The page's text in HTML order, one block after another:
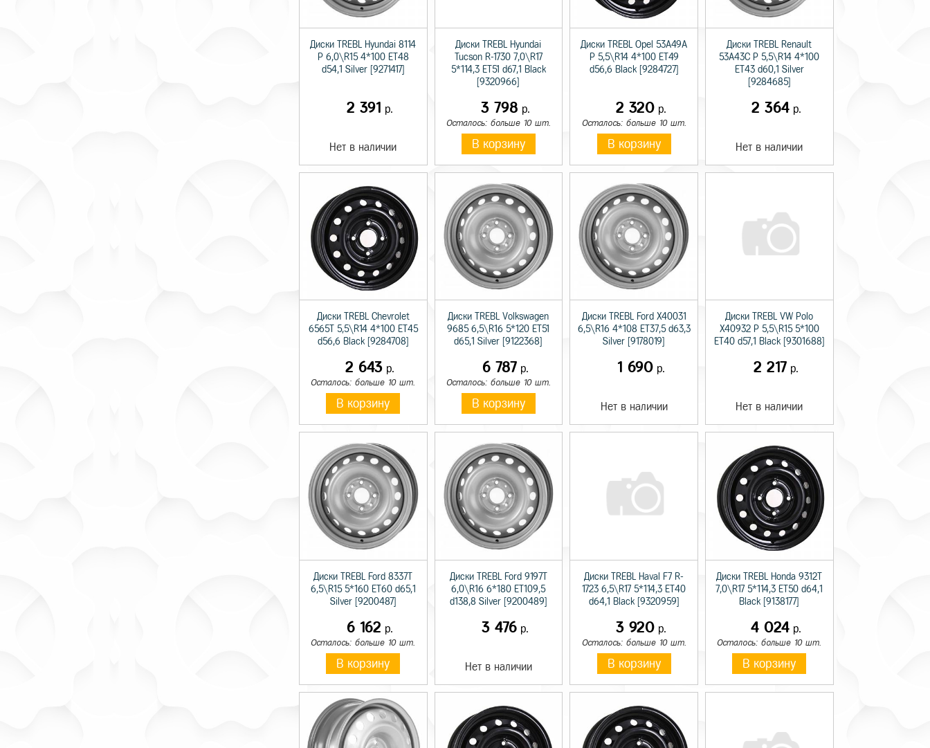
Диски TREBL Hyundai 8114
P 6,0\R15 4*100 ET48
d54,1 Silver [9271417]
2 391 р.
Нет в наличии
Диски TREBL Hyundai
Tucson R-1730 7,0\R17
5*114,3 ET51 d67,1 Black
[9320966]
3 798 р.
Осталось: больше 10 шт.
В корзину
Диски TREBL Opel 53A49A
P 5,5\R14 4*100 ET49
d56,6 Black [9284727]
2 320р.
Осталось: больше 10 шт.
В корзину
Диски TREBL Renault
53A43C P 5,5\R14 4*100
ET43 d60,1 Silver
[9284685]
2 364р.
Нет в наличии
Диски TREBL Chevrolet
6565T 5,5\R14 4*100 ET45
d56,6 Black [9284708]
2 643 р.
Осталось: больше 10 шт.
В корзину
Диски TREBL Volkswagen
9685 6,5\R16 5*120 ET51
d65,1 Silver [9122368]
6 787 р.
Осталось: больше 10 шт.
В корзину
Диски TREBL Ford X40031
6,5\R16 4*108 ET37,5 d63,3
Silver [9178019]
1 690р.
Нет в наличии
Диски TREBL VW Polo
X40932 P 5,5\R15 5*100
ET40 d57,1 Black [9301688]
2 217 р.
Нет в наличии
Диски TREBL Ford 8337T
6,5\R15 5*160 ET60 d65,1
Silver [9200487]
6 162 р.
Осталось: больше 10 шт.
В корзину
Диски TREBL Ford 9197T
6,0\R16 6*180 ET109,5
d138,8 Silver [9200489]
3 476 р.
Нет в наличии
Диски TREBL Haval F7 R-
1723 6,5\R17 5*114,3 ET40
d64,1 Black [9320959]
3 920р.
Осталось: больше 10 шт.
В корзину
Диски TREBL Honda 9312T
7,0\R17 5*114,3 ET50 d64,1
Black [9138177]
4 024 р.
Осталось: больше 10 шт.
В корзину